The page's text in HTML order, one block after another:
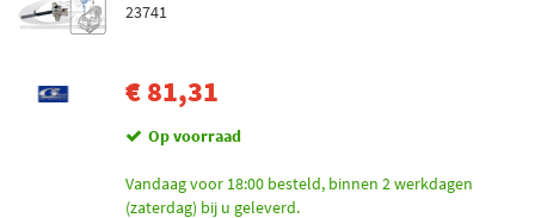
23741
€ 81,31
Op voorraad
Vandaag voor 18:00 besteld, binnen 2 werkdagen
(zaterdag) bij u geleverd.